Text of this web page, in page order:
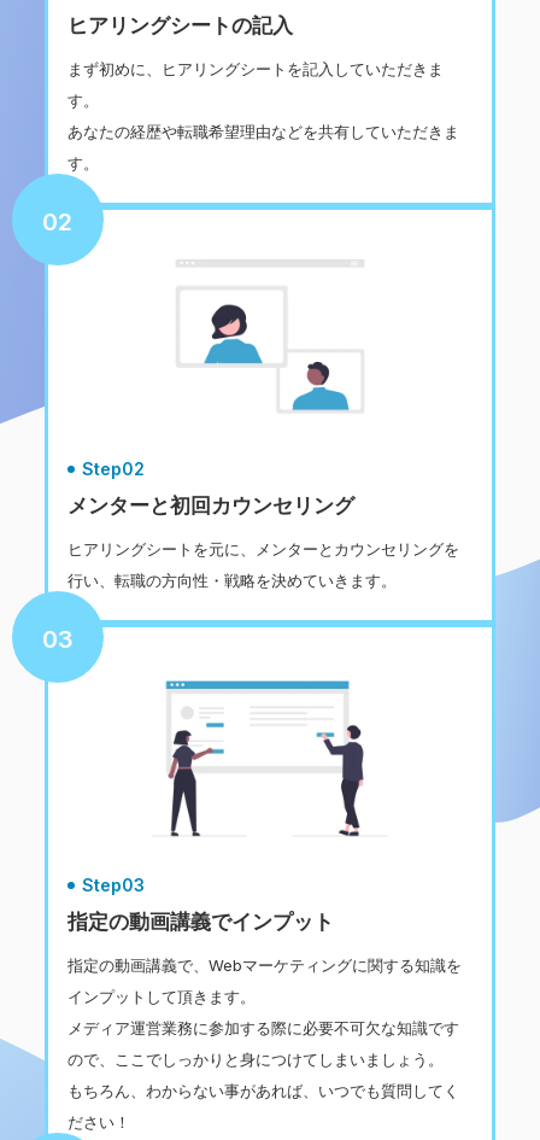
ヒアリングシートの記入
まず初めに、ヒアリングシートを記入していただきま
す。
あなたの経歴や転職希望理由などを共有していただきま
す。
02
Step02
メンターと初回カウンセリング
ヒアリングシートを元に、メンターとカウンセリングを
行い、転職の方向性・戦略を決めていきます。
03
Step03
指定の動画講義でインプット
指定の動画講義で、Webマーケティングに関する知識を
インプットして頂きます。
メディア運営業務に参加する際に必要不可欠な知識です
ので、ここでしっかりと身につけてしまいましょう。
もちろん、わからない事があれば、いつでも質問してく
ださい！